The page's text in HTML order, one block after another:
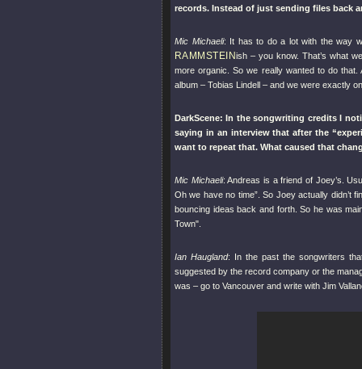
records. Instead of just sending files back
Mic Michaeli: It has to do a lot with the way
RAMMSTEINish – you know. That’s what
more organic. So we really wanted to do
album – Tobias Lindell – and we were exactly
DarkScene: In the songwriting credits I
saying in an interview that after the
want to repeat that. What caused that
Mic Michaeli: Andreas is a friend of Joey’s.
Oh we have no time”. So Joey actually didn’t
bouncing ideas back and forth. So he was
Town"
Ian Haugland: In the past the songwriters
suggested by the record company or the
was – go to Vancouver and write with Jim